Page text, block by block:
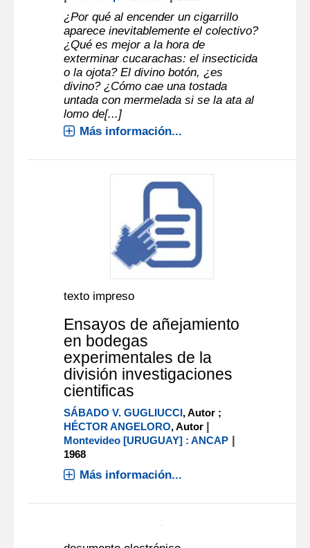
¿Por qué al encender un cigarrillo
aparece inevitablemente el colectivo?
¿Qué es mejor a la hora de
exterminar cucarachas: el insecticida
o la ojota? El divino botón, ¿es
divino? ¿Cómo cae una tostada
untada con mermelada si se la ata al
lomo de[...]
Más información...
texto impreso
Ensayos de añejamiento
en bodegas
experimentales de la
división investigaciones
cientificas
SÁBADO V. GUGLIUCCI, Autor ;
HÉCTOR ANGELORO, Autor |
Montevideo [URUGUAY] : ANCAP |
1968
Más información...